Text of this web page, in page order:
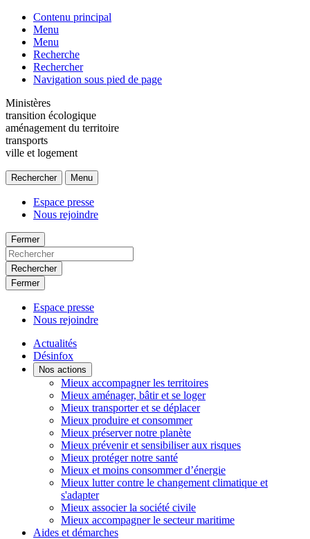
Contenu principal
Menu
Menu
Recherche
Rechercher
Navigation sous pied de page
Ministères
transition écologique
aménagement du territoire
transports
ville et logement
Rechercher Menu
Espace presse
Nous rejoindre
Fermer
Rechercher
Fermer
Espace presse
Nous rejoindre
Actualités
Désinfox
Nos actions
Mieux accompagner les territoires
Mieux aménager, bâtir et se loger
Mieux transporter et se déplacer
Mieux produire et consommer
Mieux préserver notre planète
Mieux prévenir et sensibiliser aux risques
Mieux protéger notre santé
Mieux et moins consommer d’énergie
Mieux lutter contre le changement climatique et
s'adapter
Mieux associer la société civile
Mieux accompagner le secteur maritime
Aides et démarches